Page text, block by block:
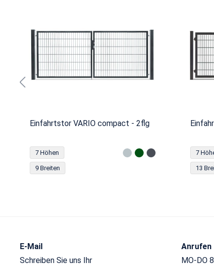
Einfahrtstor VARIO compact - 2flg
7 Höhen
9 Breiten
7
13
E-Mail
Schreiben Sie uns Ihr
Anrufen
MO-DO